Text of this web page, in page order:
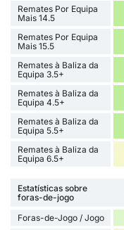
Remates Por Equipa
Mais 14.5
Remates Por Equipa
Mais 15.5
Remates à Baliza da
Equipa 3.5+
Remates à Baliza da
Equipa 4.5+
Remates à Baliza da
Equipa 5.5+
Remates à Baliza da
Equipa 6.5+
Estatísticas sobre
foras-de-jogo
Foras-de-Jogo / Jogo